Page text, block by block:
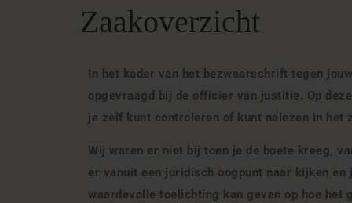
Zaakoverzicht
In het kader van het bezwaarschrift tegen
opgevraagd bij de officier van justitie. Op
je zelf kunt controleren of kunt nalezen in het
Wij waren er niet bij toen je de boete kreeg,
er vanuit een juridisch oogpunt naar kijken
waardevolle toelichting kan geven op hoe het